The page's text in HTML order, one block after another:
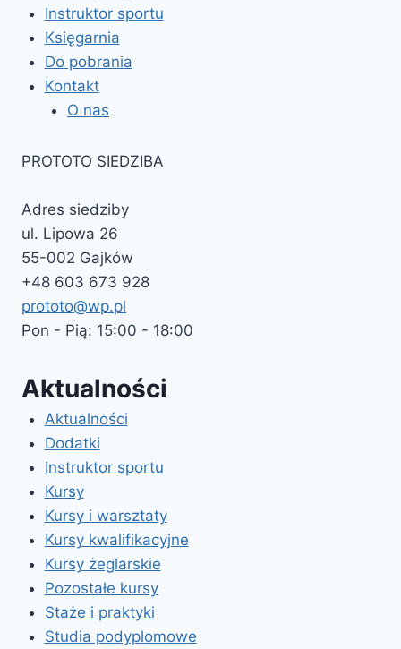
Instruktor sportu
Księgarnia
Do pobrania
Kontakt
O nas
PROTOTO SIEDZIBA
Adres siedziby
ul. Lipowa 26
55-002 Gajków
+48 603 673 928
prototo@wp.pl
Pon - Pią: 15:00 - 18:00
Aktualności
Aktualności
Dodatki
Instruktor sportu
Kursy
Kursy i warsztaty
Kursy kwalifikacyjne
Kursy żeglarskie
Pozostałe kursy
Staże i praktyki
Studia podyplomowe